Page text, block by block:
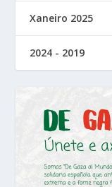
Xaneiro 2025
2024 - 2019